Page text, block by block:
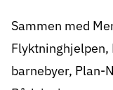
Sammen med
Flyktninghjelpen,
barnebyer, Plan-